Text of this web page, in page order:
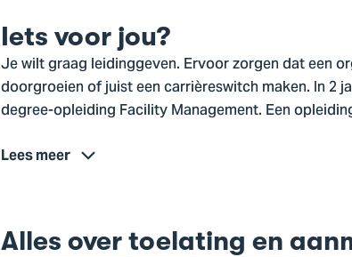
Iets voor jou?
Je wilt graag leidinggeven. Ervoor zorgen dat een
doorgroeien of juist een carrièreswitch maken. In 2
degree-opleiding Facility Management. Een
Lees meer
Alles over toelating en